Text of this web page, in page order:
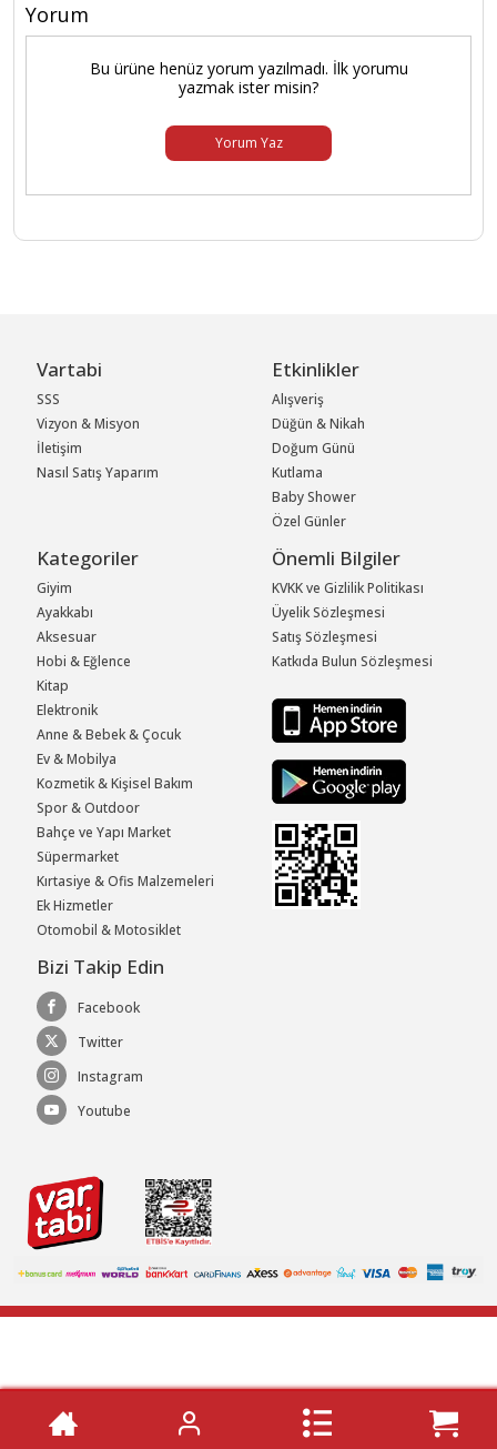
Yorum
Bu ürüne henüz yorum yazılmadı. İlk yorumu
yazmak ister misin?
Yorum Yaz
Vartabi
SSS
Vizyon & Misyon
İletişim
Nasıl Satış Yaparım
Etkinlikler
Alışveriş
Düğün & Nikah
Doğum Günü
Kutlama
Baby Shower
Özel Günler
Kategoriler
Giyim
Ayakkabı
Aksesuar
Hobi & Eğlence
Kitap
Elektronik
Anne & Bebek & Çocuk
Ev & Mobilya
Kozmetik & Kişisel Bakım
Spor & Outdoor
Bahçe ve Yapı Market
Süpermarket
Kırtasiye & Ofis Malzemeleri
Ek Hizmetler
Otomobil & Motosiklet
Önemli Bilgiler
KVKK ve Gizlilik Politikası
Üyelik Sözleşmesi
Satış Sözleşmesi
Katkıda Bulun Sözleşmesi
Bizi Takip Edin
Facebook
Twitter
Instagram
Youtube